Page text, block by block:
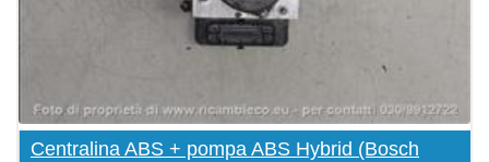
Centralina ABS + pompa ABS Hybrid (Bosch